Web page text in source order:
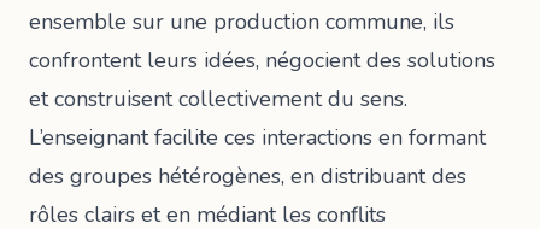
ensemble sur une production commune, ils
confrontent leurs idées, négocient des solutions
et construisent collectivement du sens.
L’enseignant facilite ces interactions en formant
des groupes hétérogènes, en distribuant des
rôles clairs et en médiant les conflits